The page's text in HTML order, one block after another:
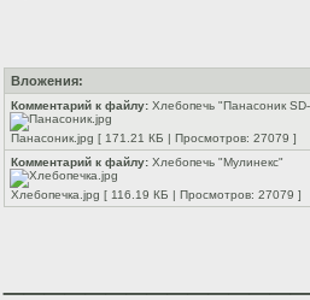
Вложения:
Комментарий к файлу: Хлебопечь "Панасоник
Панасоник.jpg [ 171.21 КБ | Просмотров: 27079 ]
Комментарий к файлу: Хлебопечь "Мулинекс"
Хлебопечка.jpg [ 116.19 КБ | Просмотров: 27079 ]